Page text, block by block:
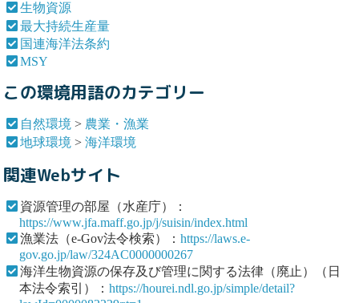
生物資源
最大持続生産量
国連海洋法条約
MSY
この環境用語のカテゴリー
自然環境 > 農業・漁業
地球環境 >海洋環境
関連Webサイト
資源管理の部屋（水産庁）：
https://www.jfa.maff.go.jp/j/suisin/index.html
漁業法（e-Gov法令検索）：https://laws.e-
gov.go.jp/law/324AC0000000267
海洋生物資源の保存及び管理に関する法律（廃止）（日
本法令索引）： https://hourei.ndl.go.jp/simple/detail?